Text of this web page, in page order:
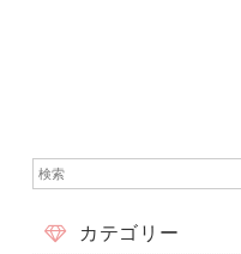
カテゴリー